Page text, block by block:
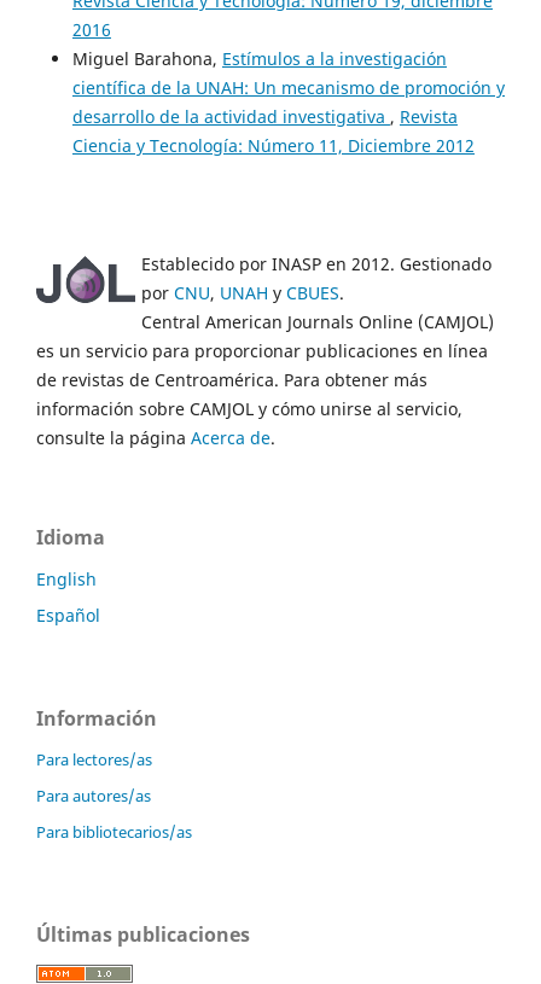
2016
Miguel Barahona, Estímulos a la investigación
científica de la UNAH: Un mecanismo de promoción y
desarrollo de la actividad investigativa , Revista
Ciencia y Tecnología: Número 11, Diciembre 2012
Establecido por INASP en 2012. Gestionado
por CNU, UNAH y CBUES.
Central American Journals Online (CAMJOL)
es un servicio para proporcionar publicaciones en línea
de revistas de Centroamérica. Para obtener más
información sobre CAMJOL y cómo unirse al servicio,
consulte la página Acerca de.
Idioma
English
Español
Información
Para lectores/as
Para autores/as
Para bibliotecarios/as
Últimas publicaciones